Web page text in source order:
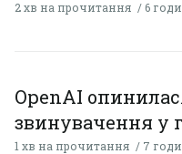
2 хв на прочитання 6
OpenAI
звинувачення у
1 хв на прочитання 7